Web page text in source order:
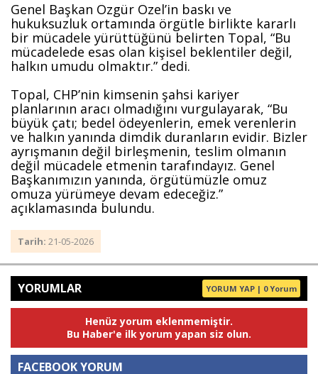
Genel Başkan Özgür Özel’in baskı ve
hukuksuzluk ortamında örgütle birlikte kararlı
bir mücadele yürüttüğünü belirten Topal, “Bu
mücadelede esas olan kişisel beklentiler değil,
halkın umudu olmaktır.” dedi.
Topal, CHP’nin kimsenin şahsi kariyer
planlarının aracı olmadığını vurgulayarak, “Bu
büyük çatı; bedel ödeyenlerin, emek verenlerin
ve halkın yanında dimdik duranların evidir. Bizler
ayrışmanın değil birleşmenin, teslim olmanın
değil mücadele etmenin tarafındayız. Genel
Başkanımızın yanında, örgütümüzle omuz
omuza yürümeye devam edeceğiz.”
açıklamasında bulundu.
Tarih: 21-05-2026
YORUMLAR YORUM YAP | 0 Yorum
Henüz yorum eklenmemiştir.
Bu Haber'e ilk yorum yapan siz olun.
FACEBOOK YORUM